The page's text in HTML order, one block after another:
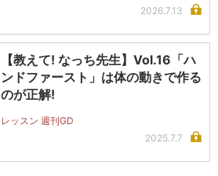
2026.7.13
【教えて! なっち先生】Vol.16「ハ
ンドファースト」は体の動きで作る
のが正解!
レッスン 週刊GD
2025.7.7